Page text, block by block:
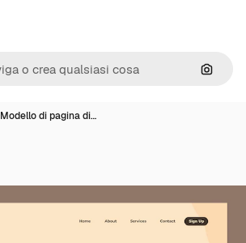
Cerca
Modello di pagina di…